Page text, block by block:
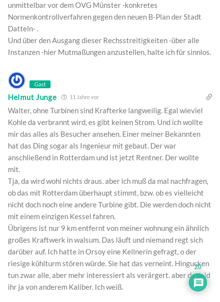
unmittelbar vor dem OVG Münster -konkretes
Normenkontrollverfahren gegen den neuen B-Plan der Stadt
Datteln- .
Und über den Ausgang dieser Rechsstreitigkeiten -über alle
Instanzen -hier Mutmaßungen anzustellen, halte ich für sinnlos.
Gast
Helmut Junge 11 Jahre vor
Walter, ohne Turbinen sind Krafterke langweilig. Egal wieviel
Kohle da verbrannt wird, es gibt keinen Strom. Und ich wollte
mir das alles als Besucher ansehen. Einer meiner Bekannten
hat das Ding sogar als Ingenieur mit gebaut. Der war
anschließend in Rotterdam und ist jetzt Rentner. Der wollte
mit.
Tja, da wird wohl nichts draus. aber ich muß da mal nachfragen,
ob das mit Rotterdam überhaupt stimmt, bzw. ob es vielleicht
nicht doch noch eine andere Turbine gibt. Die werden doch nicht
mit einem einzigen Kessel fahren.
Übrigens ist nur 9 km entfernt von meiner wohnung ein ähnlich
großes Kraftwerk in walsum. Das läuft und niemand regt sich
darüber auf. Ich hatte in Orsoy eine Kellnerin gefragt, o der
riesige kühlturm stören würde. Sie hat das verneint. Hingucken
tun zwar alle, aber mehr interessiert als verärgert. aber da seid
ihr ja von anderem Kaliber. Ich weiß.
20